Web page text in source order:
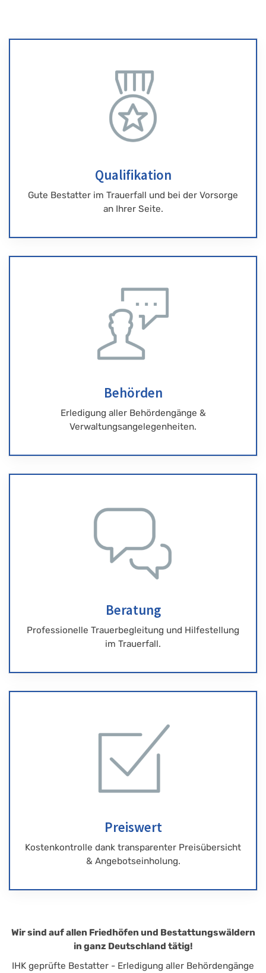
Qualifikation
Gute Bestatter im Trauerfall und bei der Vorsorge
an Ihrer Seite.
Behörden
Erledigung aller Behördengänge &
Verwaltungsangelegenheiten.
Beratung
Professionelle Trauerbegleitung und Hilfestellung
im Trauerfall.
Preiswert
Kostenkontrolle dank transparenter Preisübersicht
& Angebotseinholung.
Wir sind auf allen Friedhöfen und Bestattungswäldern
in ganz Deutschland tätig!
IHK geprüfte Bestatter - Erledigung aller Behördengänge